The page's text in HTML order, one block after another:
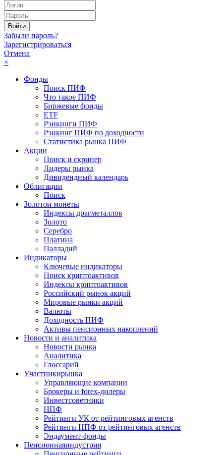
Забыли пароль?
Зарегистрироваться
Отмена
×
Фонды
Поиск ПИФ
Что такое ПИФ
Биржевые фонды
ETF
Рэнкинги ПИФ
Рэнкинг ПИФ по доходности
Статистика рынка ПИФ
Акции
Поиск и скринер
Лидеры рынка
Дивидендный календарь
Облигации
Поиск
Золотои монеты
Индексы драгметаллов
Золото
Серебро
Платина
Палладий
Индикаторы
Ключевые индикаторы
Поиск криптоактивов
Индексы криптоактивов
Российский рынок акций
Мировые рынки акций
Валюты
Доходность ПИФ
Активы пенсионных накоплений
Новости и аналитика
Новости рынка
Аналитика
Глоссарий
Участникирынка
Управляющие компании
Брокеры и forex-дилеры
Инвестсоветники
НПФ
Рейтинги УК от рейтинговых агенств
Рейтинги НПФ от рейтинговых агенств
Эндаумент-фонды
Пенсионнаяиндустрия